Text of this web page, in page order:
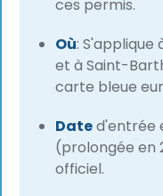
ces permis.
Où:
et à Saint-
carte bleue
Dated'entrée
(prolongée en
officiel.